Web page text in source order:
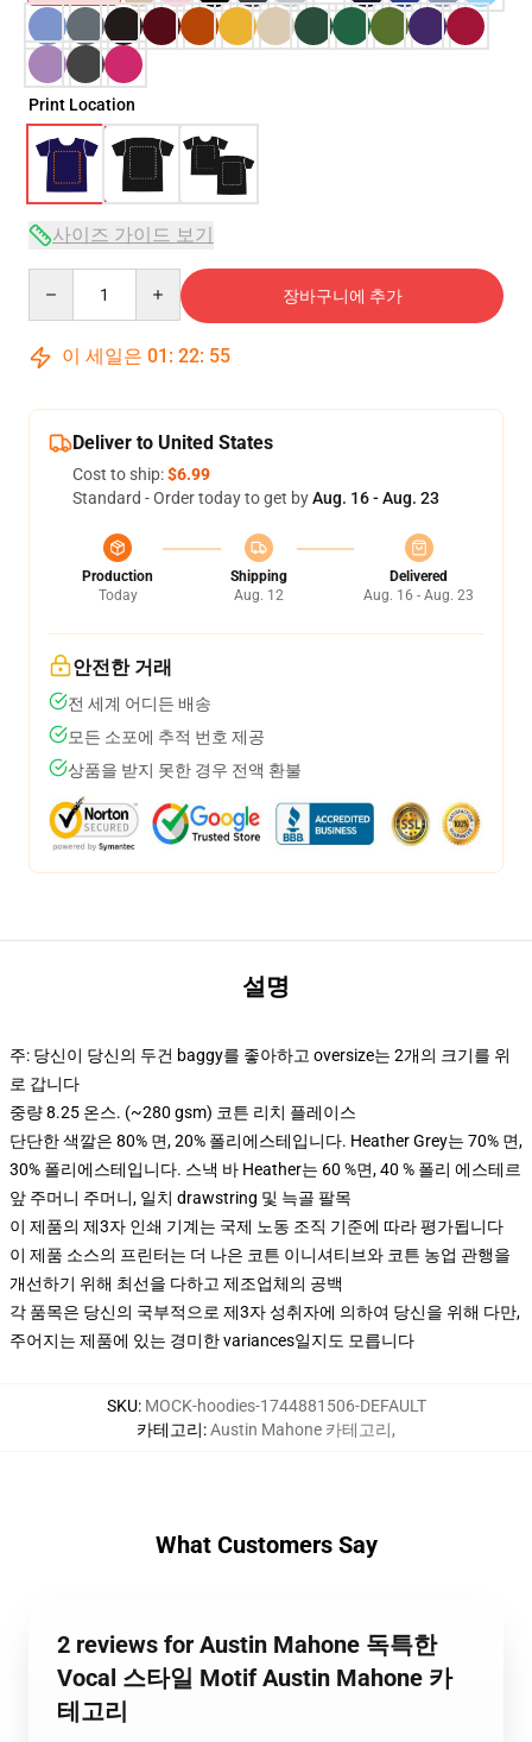
Print Location
사이즈 가이드 보기
장바구니에 추가
이 세일은 01 : 22: 54
Deliver to United States
Cost to ship:$6.99
Standard - Order today to get byAug. 16 - Aug. 23
Production
Today
Shipping
Aug. 12
Delivered
Aug. 16 - Aug. 23
안전한 거래
전 세계 어디든 배송
모든 소포에 추적 번호 제공
상품을 받지 못한 경우 전액 환불
설명
주: 당신이 당신의 두건 baggy를 좋아하고 oversize는 2개의 크기를 위
로 갑니다
중량 8.25 온스. (~280 gsm) 코튼 리치 플레이스
단단한 색깔은 80% 면, 20% 폴리에스테입니다. Heather Grey는 70% 면,
30% 폴리에스테입니다. 스낵 바 Heather는 60 %면, 40 % 폴리 에스테르
앞 주머니 주머니, 일치 drawstring 및 늑골 팔목
이 제품의 제3자 인쇄 기계는 국제 노동 조직 기준에 따라 평가됩니다
이 제품 소스의 프린터는 더 나은 코튼 이니셔티브와 코튼 농업 관행을
개선하기 위해 최선을 다하고 제조업체의 공백
각 품목은 당신의 국부적으로 제3자 성취자에 의하여 당신을 위해 다만,
주어지는 제품에 있는 경미한 variances일지도 모릅니다
SKU: MOCK-hoodies-1744881506-DEFAULT
카테고리:Austin Mahone 카테고리,
What Customers Say
2 reviews for Austin Mahone 독특한
Vocal 스타일 Motif Austin Mahone 카
테고리